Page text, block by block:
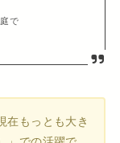
で
在もっとも大き